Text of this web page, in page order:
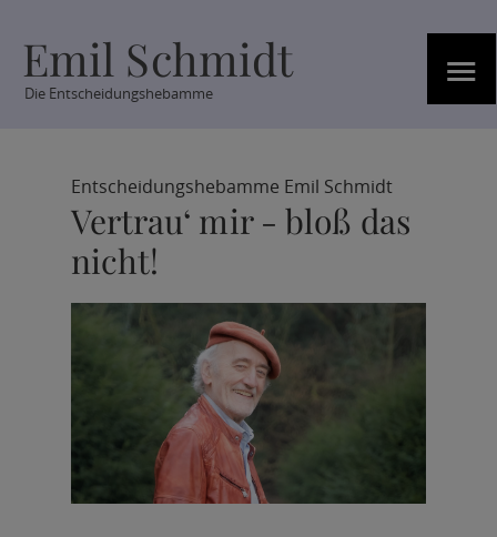
Emil Schmidt
Die Entscheidungshebamme ≡
Entscheidungshebamme Emil Schmidt
Vertrau‘ mir - bloß das
nicht!